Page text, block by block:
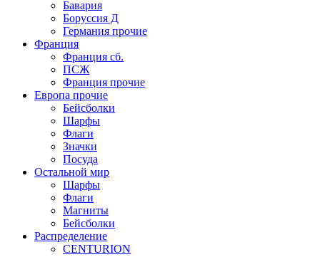
Бавария
Боруссия Д
Германия прочие
Франция
Франция сб.
ПСЖ
Франция прочие
Европа прочие
Бейсболки
Шарфы
Флаги
Значки
Посуда
Остальной мир
Шарфы
Флаги
Магниты
Бейсболки
Распределение
CENTURION